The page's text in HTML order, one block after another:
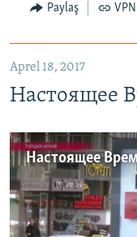
Paylaş
Aprel 18, 2017
Настоящее
Настоящее
No media